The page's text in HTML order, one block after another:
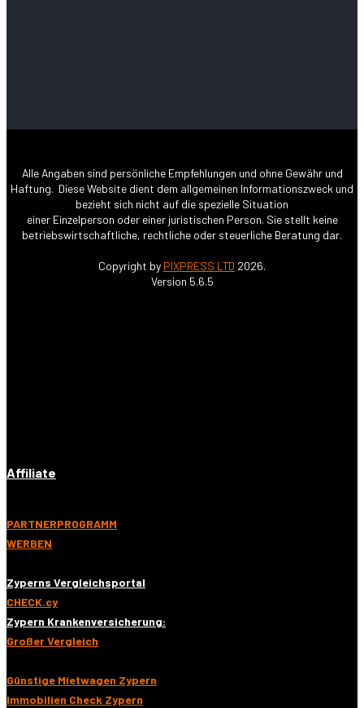
Alle Angaben sind persönliche Empfehlungen und ohne Gewähr und
Haftung. Diese Website dient dem allgemeinen Informationszweck und
bezieht sich nicht auf die spezielle Situation
einer Einzelperson oder einer juristischen Person. Sie stellt keine
betriebswirtschaftliche, rechtliche oder steuerliche Beratung dar.
Copyright by PIXPRESS LTD 2026.
Version 5.6.5
Affiliate
PARTNERPROGRAMM
WERBEN
Zyperns Vergleichsportal
CHECK.cy
Zypern Krankenversicherung:
Großer Vergleich
Günstige Mietwagen Zypern
Immobilien Check Zypern